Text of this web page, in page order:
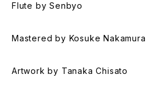
Flute by Senbyo
Mastered by Kosuke Nakamura
Artwork by Tanaka Chisato